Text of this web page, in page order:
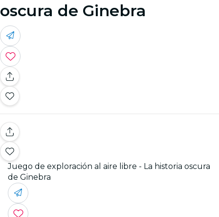
oscura de Ginebra
Juego de exploración al aire libre - La historia oscura
de Ginebra